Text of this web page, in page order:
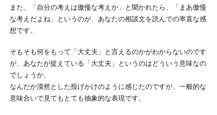
また、「自分の考えは傲慢な考えか」と聞かれたら、「まあ傲慢
な考えだよね」というのが、あなたの相談文を読んでの率直な感
想です。
そもそも何をもって「大丈夫」と言えるのかがわからないのです
が、あなたが捉えている「大丈夫」というのはどういう意味なの
でしょうか。
なんだか漠然とした投げかけのように感じたのですが、一般的な
意味合いで見てもとても抽象的な表現です。